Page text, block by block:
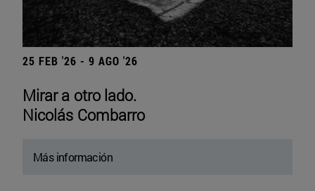
25 FEB '26 - 9 AGO '26
Mirar a otro lado.
Nicolás Combarro
Más información